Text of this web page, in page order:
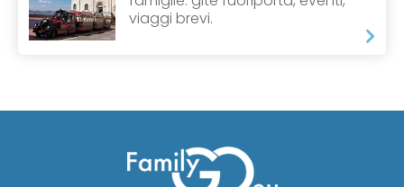
viaggi brevi.